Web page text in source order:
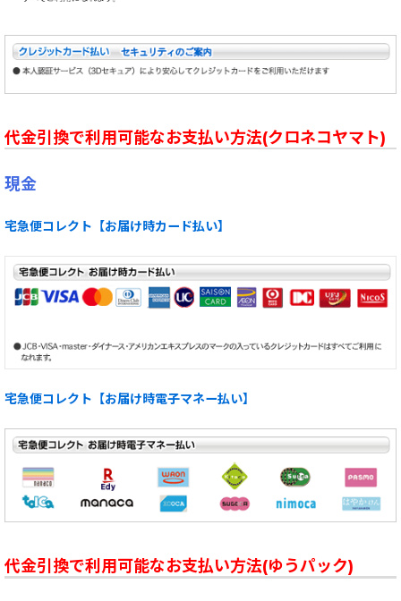
代金引換で利用可能なお支払い方法(クロネコヤマト)
現金
宅急便コレクト【お届け時カード払い】
宅急便コレクト【お届け時電子マネー払い】
代金引換で利用可能なお支払い方法(ゆうパック)